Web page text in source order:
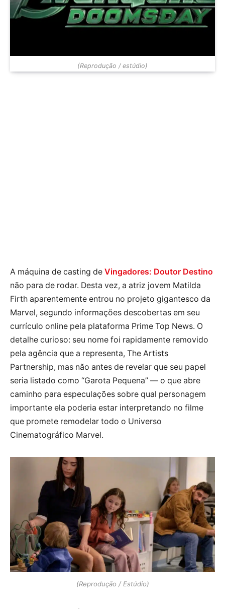
(Reprodução / estúdio)
A máquina de casting de Vingadores: Doutor Destino
não para de rodar. Desta vez, a atriz jovem Matilda
Firth aparentemente entrou no projeto gigantesco da
Marvel, segundo informações descobertas em seu
currículo online pela plataforma Prime Top News. O
detalhe curioso: seu nome foi rapidamente removido
pela agência que a representa, The Artists
Partnership, mas não antes de revelar que seu papel
seria listado como “Garota Pequena” — o que abre
caminho para especulações sobre qual personagem
importante ela poderia estar interpretando no filme
que promete remodelar todo o Universo
Cinematográfico Marvel.
(Reprodução / Estúdio)